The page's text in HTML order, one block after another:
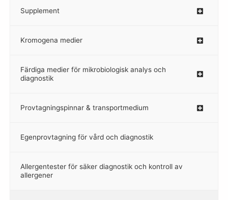
Supplement
–
Kromogena medier
–
Färdiga medier för mikrobiologisk analys och
diagnostik
Provtagningspinnar & transportmedium
–
Egenprovtagning för vård och diagnostik
–
Allergentester för säker diagnostik och kontroll av
allergener
–